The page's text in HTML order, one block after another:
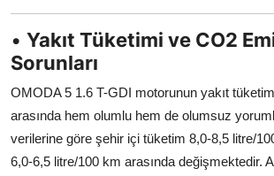
• Yakıt Tüketimi ve CO2
Sorunları
OMODA 5 1.6 T-GDI motorunun yakıt
arasında hem olumlu hem de olumsuz
verilerine göre şehir içi tüketim 8,0-8,5 litre/
6,0-6,5 litre/100 km arasında değişmektedir.